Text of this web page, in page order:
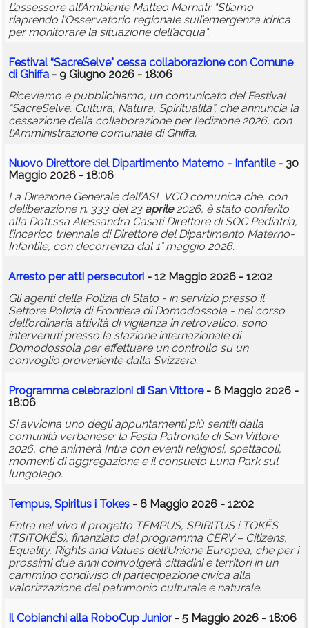
L’assessore all’Ambiente Matteo Marnati: "Stiamo
riaprendo l’Osservatorio regionale sull’emergenza idrica
per monitorare la situazione dell’acqua".
Festival “SacreSelve" cessa collaborazione con Comune
di Ghiffa - 9 Giugno 2026 - 18:06
Riceviamo e pubblichiamo, un comunicato del Festival
“SacreSelve. Cultura, Natura, Spiritualità”, che annuncia la
cessazione della collaborazione per l’edizione 2026, con
l'Amministrazione comunale di Ghiffa.
Nuovo Direttore del Dipartimento Materno - Infantile- 30
Maggio 2026 - 18:06
La Direzione Generale dell’ASL VCO comunica che, con
deliberazione n. 333 del 23 aprile2026, è stato conferito
alla Dott.ssa Alessandra Casati Direttore di SOC Pediatria,
l’incarico triennale di Direttore del Dipartimento Materno-
Infantile, con decorrenza dal 1° maggio 2026.
Arresto per atti persecutori - 12 Maggio 2026 - 12:02
Gli agenti della Polizia di Stato - in servizio presso il
Settore Polizia di Frontiera di Domodossola - nel corso
dell’ordinaria attività di vigilanza in retrovalico, sono
intervenuti presso la stazione internazionale di
Domodossola per effettuare un controllo su un
convoglio proveniente dalla Svizzera.
Programma celebrazioni di San Vittore- 6 Maggio 2026 -
18:06
Si avvicina uno degli appuntamenti più sentiti dalla
comunità verbanese: la Festa Patronale di San Vittore
2026, che animerà Intra con eventi religiosi, spettacoli,
momenti di aggregazione e il consueto Luna Park sul
lungolago.
Tempus, Spiritus i Tokes - 6 Maggio 2026 - 12:02
Entra nel vivo il progetto TEMPUS, SPIRITUS i TOKËS
(TSiTOKËS), finanziato dal programma CERV – Citizens,
Equality, Rights and Values dell’Unione Europea, che per i
prossimi due anni coinvolgerà cittadini e territori in un
cammino condiviso di partecipazione civica alla
valorizzazione del patrimonio culturale e naturale.
Il Cobianchi alla RoboCup Junior- 5 Maggio 2026 - 18:06